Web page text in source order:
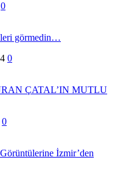
0
görmedin…
0
ÇATAL’IN MUTLU
0
İzmir’den